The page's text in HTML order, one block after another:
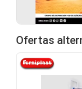
Ofertas